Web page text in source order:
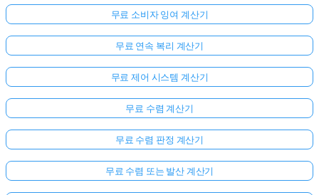
무료 소비자 잉여 계산기
무료 연속 복리 계산기
무료 제어 시스템 계산기
무료 수렴 계산기
무료 수렴 판정 계산기
무료 수렴 또는 발산 계산기